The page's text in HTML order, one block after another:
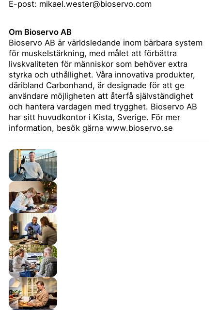
E-post: mikael.wester@bioservo.com
Om Bioservo AB
Bioservo AB är världsledande inom bärbara system
för muskelstärkning, med målet att förbättra
livskvaliteten för människor som behöver extra
styrka och uthållighet. Våra innovativa produkter,
däribland Carbonhand, är designade för att ge
användare möjligheten att återfå självständighet
och hantera vardagen med trygghet. Bioservo AB
har sitt huvudkontor i Kista, Sverige. För mer
information, besök gärna www.bioservo.se